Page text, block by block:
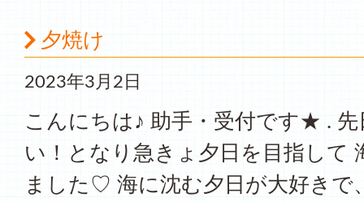
夕焼け
2023年3月2日
こんにちは♪ 助手・受付です★ . 先
い！となり急きょ夕日を目指して
ました♡ 海に沈む夕日が大好きで